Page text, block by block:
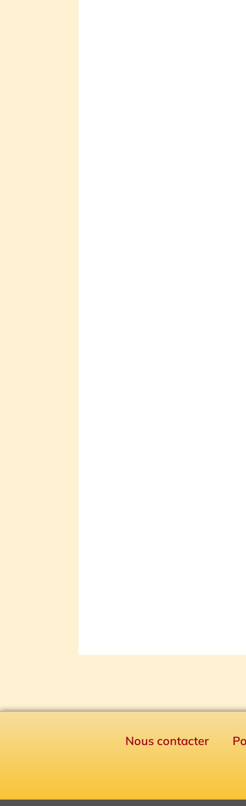
Nous contacter